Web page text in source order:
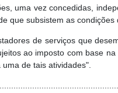
uma vez concedidas,
que subsistem as
de serviços que
ao imposto com base
de tais atividades".